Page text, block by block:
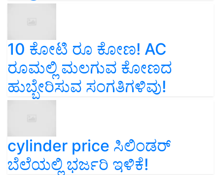
10 ಕೋಟಿ ರೂ ಕೋಣ! AC
ರೂಮಲ್ಲಿ ಮಲಗುವ ಕೋಣದ
ಹುಬ್ಬೇರಿಸುವ ಸಂಗತಿಗಳಿವು!
cylinder price ಸಿಲಿಂಡರ್‌
ಬೆಲೆಯಲ್ಲಿ ಭರ್ಜರಿ ಇಳಿಕೆ!